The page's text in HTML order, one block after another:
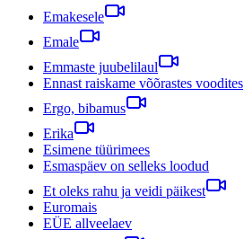
Emakesele
Emale
Emmaste juubelilaul
Ennast raiskame võõrastes voodites
Ergo, bibamus
Erika
Esimene tüürimees
Esmaspäev on selleks loodud
Et oleks rahu ja veidi päikest
Euromais
EÜE allveelaev